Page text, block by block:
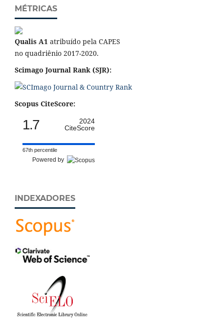
MÉTRICAS
Qualis A1 atribuído pela CAPES
no quadriênio 2017-2020.
Scimago Journal Rank (SJR):
Scopus CiteScore:
1.7
2024
CiteScore
67th percentile
Powered by
INDEXADORES